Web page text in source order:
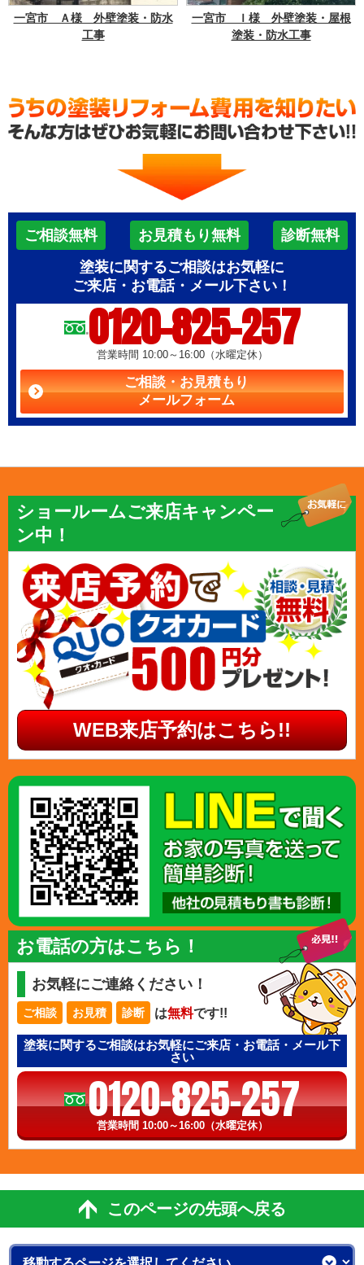
一宮市 Ａ様 外壁塗装・防水
工事
一宮市 Ｉ様 外壁塗装・屋根
塗装・防水工事
ご相談無料 お見積もり無料
診断無料
塗装に関するご相談はお気軽に
ご来店・お電話・メール下さい！
0120-825-257
営業時間 10:00～16:00（水曜定休）
ご相談・お見積もり
メールフォーム
ショールームご来店キャンペー
ン中！
WEB来店予約はこちら!!
お電話の方はこちら！
お気軽にご連絡ください！
ご相談 お見積 診断 は無料です!!
塗装に関するご相談はお気軽にご来店・お電話・メール下
さい
0120-825-257
営業時間 10:00～16:00（水曜定休）
このページの先頭へ戻る